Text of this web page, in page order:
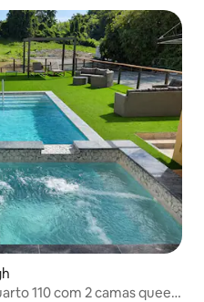
110 com 2 camas queen